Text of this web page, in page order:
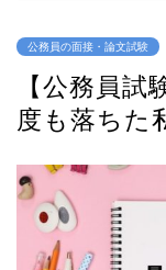
公務員の面接・論文試験
【公務員
度も落ちた